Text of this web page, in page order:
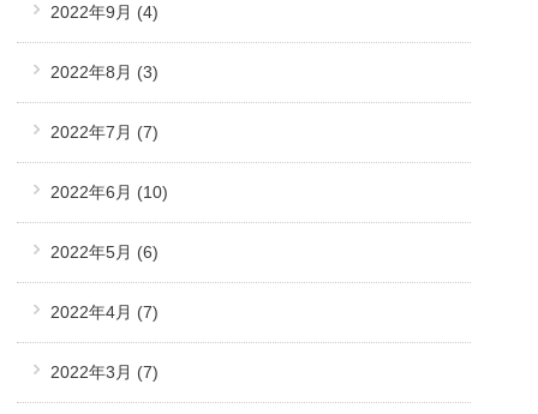
2022年9月 (4)
2022年8月 (3)
2022年7月 (7)
2022年6月 (10)
2022年5月 (6)
2022年4月 (7)
2022年3月 (7)